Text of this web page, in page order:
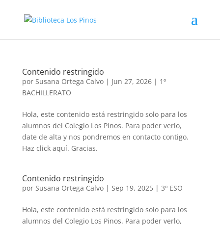
Contenido restringido
por Susana Ortega Calvo| Jun 27, 2026| 1º
BACHILLERATO
Hola, este contenido está restringido solo para los
alumnos del Colegio Los Pinos. Para poder verlo,
date de alta y nos pondremos en contacto contigo.
Haz click aquí. Gracias.
Contenido restringido
por Susana Ortega Calvo| Sep 19, 2025| 3º ESO
Hola, este contenido está restringido solo para los
alumnos del Colegio Los Pinos. Para poder verlo,